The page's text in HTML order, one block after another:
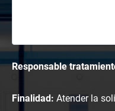
Responsable
Finalidad: Atender la